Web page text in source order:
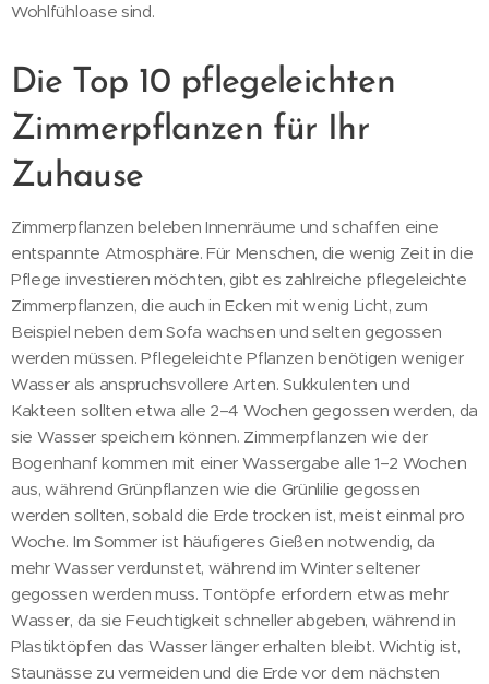
Wohlfühloase sind.
Die Top 10 pflegeleichten
Zimmerpflanzen für Ihr
Zuhause
Zimmerpflanzen beleben Innenräume und schaffen eine
entspannte Atmosphäre. Für Menschen, die wenig Zeit in die
Pflege investieren möchten, gibt es zahlreiche pflegeleichte
Zimmerpflanzen, die auch in Ecken mit wenig Licht, zum
Beispiel neben dem Sofa wachsen und selten gegossen
werden müssen. Pflegeleichte Pflanzen benötigen weniger
Wasser als anspruchsvollere Arten. Sukkulenten und
Kakteen sollten etwa alle 2–4 Wochen gegossen werden, da
sie Wasser speichern können. Zimmerpflanzen wie der
Bogenhanf kommen mit einer Wassergabe alle 1–2 Wochen
aus, während Grünpflanzen wie die Grünlilie gegossen
werden sollten, sobald die Erde trocken ist, meist einmal pro
Woche. Im Sommer ist häufigeres Gießen notwendig, da
mehr Wasser verdunstet, während im Winter seltener
gegossen werden muss. Tontöpfe erfordern etwas mehr
Wasser, da sie Feuchtigkeit schneller abgeben, während in
Plastiktöpfen das Wasser länger erhalten bleibt. Wichtig ist,
Staunässe zu vermeiden und die Erde vor dem nächsten